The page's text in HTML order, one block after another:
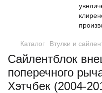
Каталог Втулки и
Сайлентблок
поперечного
Хэтчбек (2004-